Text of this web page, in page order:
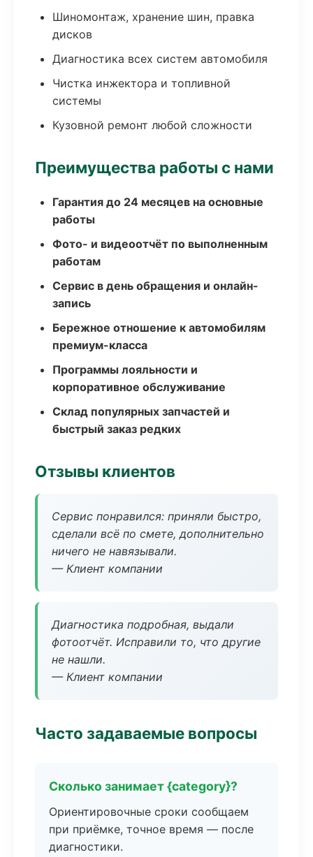
Шиномонтаж, хранение шин, правка
дисков
Диагностика всех систем автомобиля
Чистка инжектора и топливной
системы
Кузовной ремонт любой сложности
Преимущества работы с нами
Гарантия до 24 месяцев на основные
работы
Фото- и видеоотчёт по выполненным
работам
Сервис в день обращения и онлайн-
запись
Бережное отношение к автомобилям
премиум-класса
Программы лояльности и
корпоративное обслуживание
Склад популярных запчастей и
быстрый заказ редких
Отзывы клиентов
Сервис понравился: приняли быстро,
сделали всё по смете, дополнительно
ничего не навязывали.
— Клиент компании
Диагностика подробная, выдали
фотоотчёт. Исправили то, что другие
не нашли.
— Клиент компании
Часто задаваемые вопросы
Сколько занимает {category}?
Ориентировочные сроки сообщаем
при приёмке, точное время — после
диагностики.